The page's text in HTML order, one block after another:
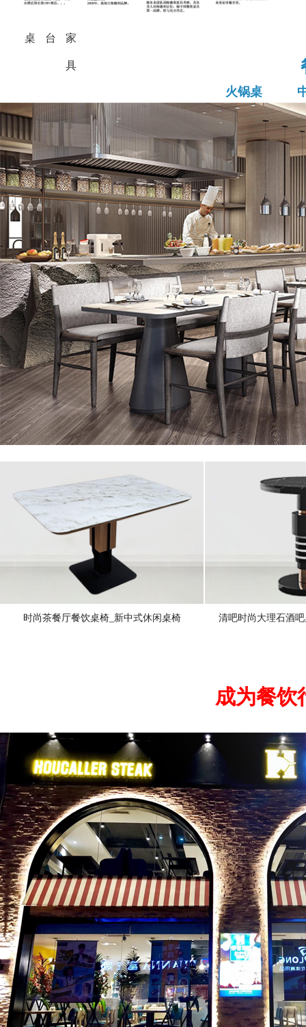
桌 台 家
具
式
火锅桌
时尚茶餐厅餐饮桌椅_新中式休闲桌椅 清吧时尚大理石酒
成为餐饮